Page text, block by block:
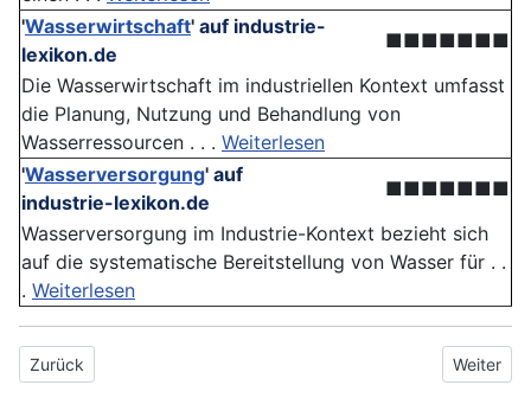
'Wasserwirtschaft' auf industrie-
lexikon.de
■■■■■■■
Die Wasserwirtschaft im industriellen Kontext umfasst
die Planung, Nutzung und Behandlung von
Wasserressourcen . . . Weiterlesen
'Wasserversorgung' auf
industrie-lexikon.de
■■■■■■■
Wasserversorgung im Industrie-Kontext bezieht sich
auf die systematische Bereitstellung von Wasser für . .
. Weiterlesen
Vorheriger Beitrag: Wasserenergie
Zurück Nächster
Weiter